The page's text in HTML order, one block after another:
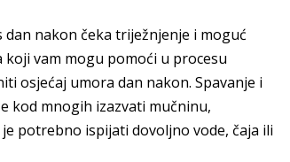
nakon čeka triježnjenje i moguć
vam mogu pomoći u procesu
osjećaj umora dan nakon. Spavanje i
kod mnogih izazvati mučninu,
potrebno ispijati dovoljno vode, čaja ili